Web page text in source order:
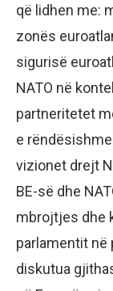
që lidhen me:
zonës
sigurisë
NATO në
partneritetet
e
vizionet drejt
BE-së dhe
mbrojtjes dhe
parlamentit në
diskutua